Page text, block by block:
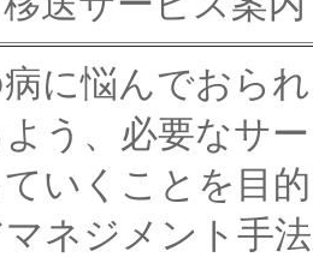
に悩んでおら
う、必要なサ
いくことを目
ネジメント手